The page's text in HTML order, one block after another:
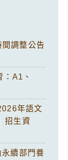
調整公告
A1、
年語文
招生資
續部門養